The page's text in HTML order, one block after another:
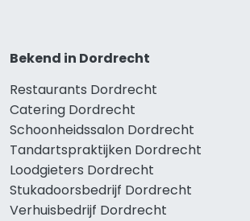
Bekend in Dordrecht
Restaurants Dordrecht
Catering Dordrecht
Schoonheidssalon Dordrecht
Tandartspraktijken Dordrecht
Loodgieters Dordrecht
Stukadoorsbedrijf Dordrecht
Verhuisbedrijf Dordrecht